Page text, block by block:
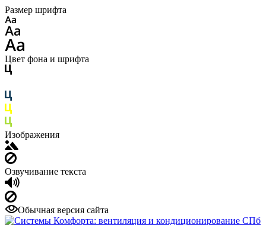
Размер шрифта
Цвет фона и шрифта
Изображения
Озвучивание текста
Обычная версия сайта